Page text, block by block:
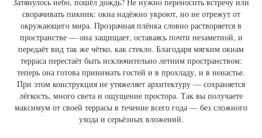
сворачивать пикник: окна надёжно укроют, но не отрежут от
окружающего мира. Прозрачная плёнка словно растворяется в
пространстве — она защищает, оставаясь почти незаметной, и
передаёт вид так же чётко, как стекло. Благодаря мягким окнам
терраса перестаёт быть исключительно летним пространством:
теперь она готова принимать гостей и в прохладу, и в ненастье.
При этом конструкция не утяжеляет архитектуру — сохраняется
лёгкость, много света и ощущение простора. Так вы получаете
максимум от своей террасы в течение всего года — без сложного
ухода и серьёзных вложений.